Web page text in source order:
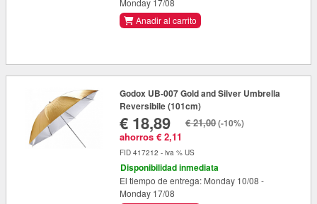
Monday 17/08
Anadir al carrito
Godox UB-007 Gold and Silver Umbrella
Reversibile (101cm)
€ 18,89
ahorros € 2,11
€ 21,00(-10%)
FID 417212 - iva % US
Disponibilidad inmediata
El tiempo de entrega: Monday 10/08 -
Monday 17/08